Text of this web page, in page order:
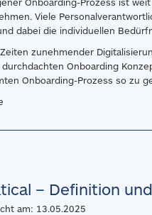
Viele
dabei die individuellen
zunehmender
Onboarding
Onboarding-Prozess so zu
– Definition
am: 13.05.2025